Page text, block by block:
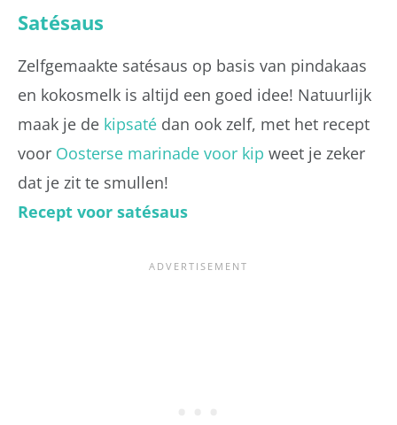
Satésaus
Zelfgemaakte satésaus op basis van pindakaas
en kokosmelk is altijd een goed idee! Natuurlijk
maak je de kipsaté dan ook zelf, met het recept
voor Oosterse marinade voor kip weet je zeker
dat je zit te smullen!
Recept voor satésaus